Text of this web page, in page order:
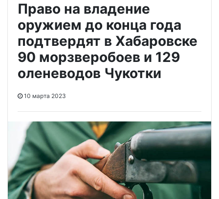
Право на владение
оружием до конца года
подтвердят в Хабаровске
90 морзверобоев и 129
оленеводов Чукотки
10 марта 2023